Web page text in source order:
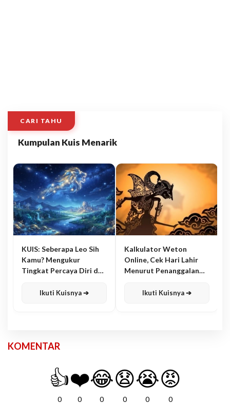
CARI TAHU
Kumpulan Kuis Menarik
KUIS: Seberapa Leo Sih
Kamu? Mengukur
Tingkat Percaya Diri dan
Ikuti Kuisnya ➔
Kalkulator Weton
Online, Cek Hari Lahir
Menurut Penanggalan
Ikuti Kuisnya ➔
KOMENTAR
👍
0
❤️
0
😂
0
😧
0
😭
0
😡
0